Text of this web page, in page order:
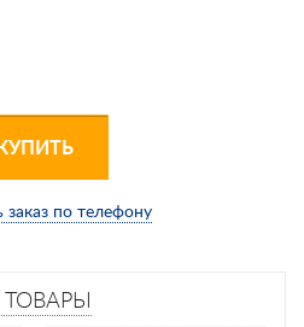
заказ по телефону